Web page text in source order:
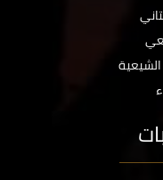
الشيعية